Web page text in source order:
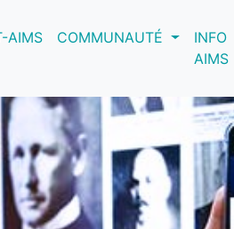
AIMS COMMUNAUTÉ
INFO
AIMS